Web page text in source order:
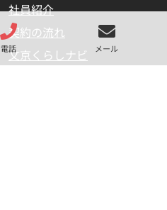
電話 メール
社員紹介
契約の流れ
文京くらしナビ